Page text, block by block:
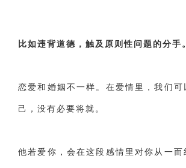
比如违背道德，触及原则性问题的分手。
恋爱和婚姻不一样。在爱情里，我们可
己，没有必要将就。
他若爱你，会在这段感情里对你从一而